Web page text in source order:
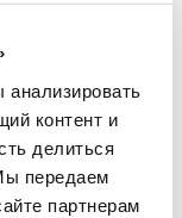
контент и
делиться
передаем
партнерам
-27%